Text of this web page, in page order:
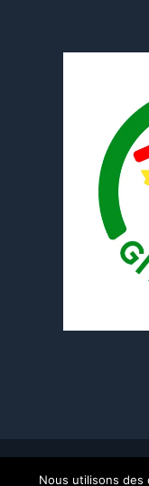
© Copyright 2016 -
Nous utilisons des